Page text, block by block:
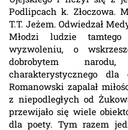
Podlipcach k. Złoczowa.
T.T. Jeżem. Odwiedzał
Młodzi ludzie
wyzwoleniu, o
dobrobytem
charakterystycznego
Romanowski zapalał
z niepodległych od
przewijało się wiele
dla poety. Tym razem